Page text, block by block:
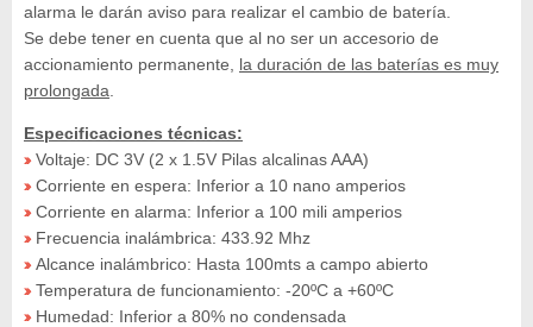
alarma le darán aviso para realizar el cambio de batería.
Se debe tener en cuenta que al no ser un accesorio de
accionamiento permanente, la duración de las baterías es muy
prolongada
Especificaciones técnicas:
» Voltaje: DC 3V (2 x 1.5V Pilas alcalinas AAA)
» Corriente en espera: Inferior a 10 nano amperios
» Corriente en alarma: Inferior a 100 mili amperios
» Frecuencia inalámbrica: 433.92 Mhz
» Alcance inalámbrico: Hasta 100mts a campo abierto
» Temperatura de funcionamiento: -20ºC a +60ºC
» Humedad: Inferior a 80% no condensada